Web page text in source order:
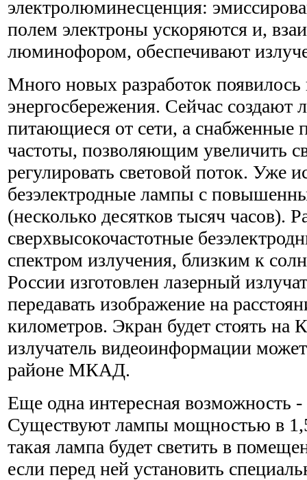
электролюминесценция:
полем электроны ускоряются и,
люминофором, обеспечивают
Много новых разработок появилось
энергосбережения. Сейчас создают
питающиеся от сети, а снабженные
частоты, позволяющим увеличить
регулировать световой поток. Уже
безэлектродные лампы с
(несколько десятков тысяч часов).
сверхвысокочастотные
спектром излучения, близким к
России изготовлен лазерный
передавать изображение на
километров. Экран будет стоять на
излучатель видеоинформации может
районе МКАД.
Еще одна интересная возможность -
Существуют лампы мощностью в
такая лампа будет светить в
если перед ней установить